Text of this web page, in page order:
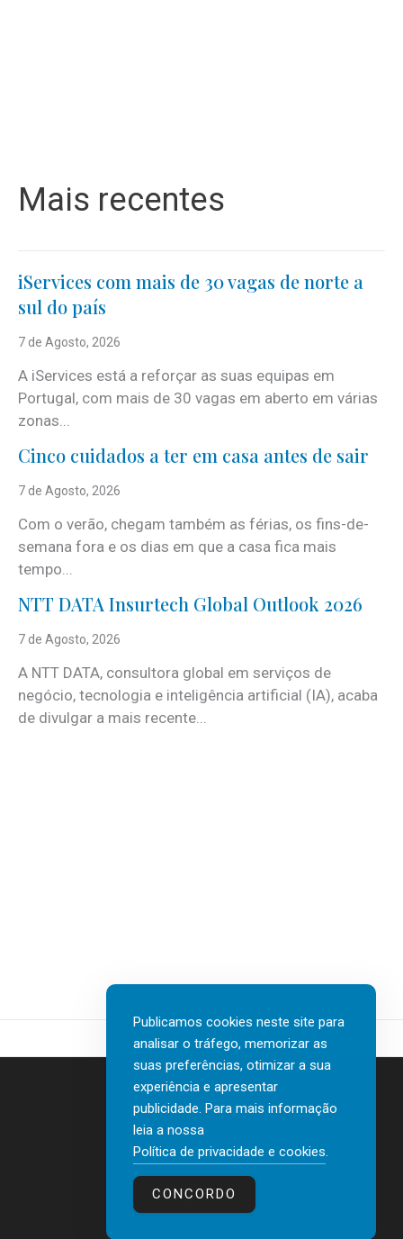
Mais recentes
iServices com mais de 30 vagas de norte a
sul do país
7 de Agosto, 2026
A iServices está a reforçar as suas equipas em
Portugal, com mais de 30 vagas em aberto em várias
zonas...
Cinco cuidados a ter em casa antes de sair
7 de Agosto, 2026
Com o verão, chegam também as férias, os fins-de-
semana fora e os dias em que a casa fica mais
tempo...
NTT DATA Insurtech Global Outlook 2026
7 de Agosto, 2026
A NTT DATA, consultora global em serviços de
negócio, tecnologia e inteligência artificial (IA), acaba
de divulgar a mais recente...
Contactos
Política de privacidade e cookies
Publicamos cookies neste site para
analisar o tráfego, memorizar as
suas preferências, otimizar a sua
experiência e apresentar
publicidade. Para mais informação
leia a nossa
Política de privacidade e cookies.
CONCORDO